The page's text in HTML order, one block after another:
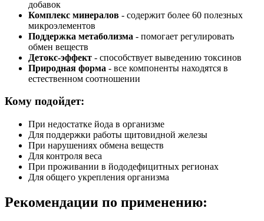
добавок
Комплекс минералов - содержит более 60 полезных
микроэлементов
Поддержка метаболизма - помогает регулировать
обмен веществ
Детокс-эффект - способствует выведению токсинов
Природная форма - все компоненты находятся в
естественном соотношении
Кому подойдет:
При недостатке йода в организме
Для поддержки работы щитовидной железы
При нарушениях обмена веществ
Для контроля веса
При проживании в йододефицитных регионах
Для общего укрепления организма
Рекомендации по применению: